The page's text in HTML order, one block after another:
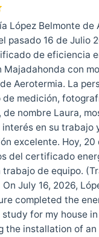
López Belmonte de
pasado 16 de Julio
de eficiencia
Majadahonda con
Aerotermia. La
de medición,
nombre Laura,
en su trabajo
excelente. Hoy, 20
del certificado
trabajo de equipo.
On July 16, 2026,
completed the
for my house
the installation of an